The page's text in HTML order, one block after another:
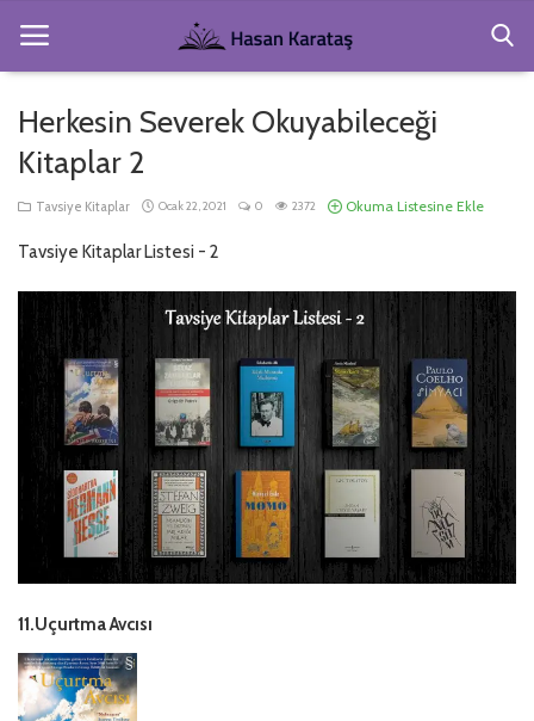
Anasayfa
Köşe Yazıları
Gezi ve Resimler
Hakkımda
Kitaplar
Giriş
Kayıt Ol
Türkçe
Herkesin Severek Okuyabileceği
Kitaplar 2
Tavsiye Kitaplar Ocak 22, 2021 0 2372 Okuma Listesine Ekle
Tavsiye Kitaplar Listesi - 2
11.Uçurtma Avcısı